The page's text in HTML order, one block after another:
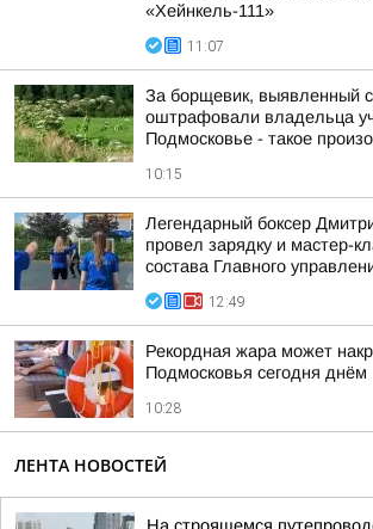
«Хейнкель-111»
11:07
За борщевик, выявленный
оштрафовали владельца
Подмосковье - такое
10:15
Легендарный боксер
провел зарядку и мастер-
состава Главного
12:49
Рекордная жара может
Подмосковья сегодня днём
10:28
ЛЕНТА НОВОСТЕЙ